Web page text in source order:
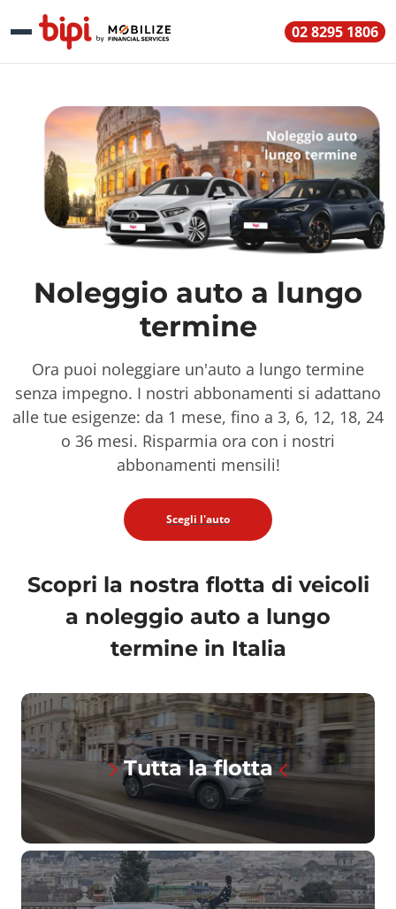
02 8295 1806
Noleggio auto a lungo
termine
Ora puoi noleggiare un'auto a lungo termine
senza impegno. I nostri abbonamenti si adattano
alle tue esigenze: da 1 mese, fino a 3, 6, 12, 18, 24
o 36 mesi. Risparmia ora con i nostri
abbonamenti mensili!
Scegli l'auto
Scopri la nostra flotta di veicoli
a noleggio auto a lungo
termine in Italia
Tutta la flotta